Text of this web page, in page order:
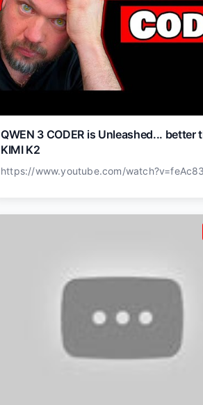
QWEN 3 CODER is Unleashed... better
KIMI K2
https://www.youtube.com/